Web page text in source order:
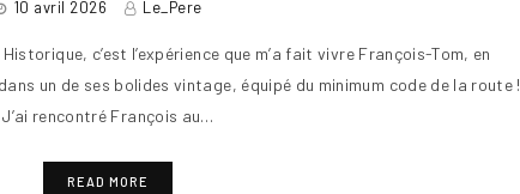
10 avril 2026 Le_Pere
c’est l’expérience que m’a fait vivre François-Tom, en
un de ses bolides vintage, équipé du minimum code de la route !
J’ai rencontré François au…
READ MORE